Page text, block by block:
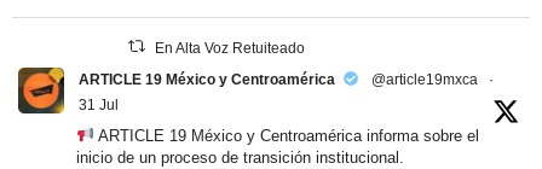
En Alta Voz Retuiteado
ARTICLE 19 México y Centroamérica
@article19mxca
·
31 Jul
ARTICLE 19 México y Centroamérica informa sobre el
inicio de un proceso de transición institucional.